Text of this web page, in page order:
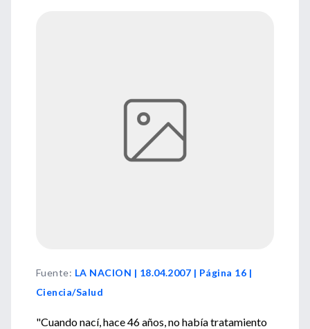
Fuente: LA NACION | 18.04.2007 | Página 16 |
Ciencia/Salud
"Cuando nací, hace 46 años, no había tratamiento